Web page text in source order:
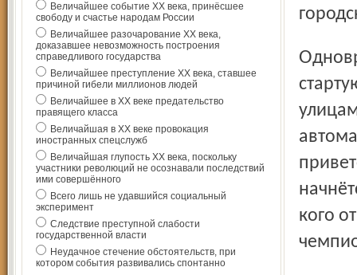
Величайшее событие ХХ века, принёсшее
свободу и счастье народам России
Величайшее разочарование ХХ века,
доказавшее невозможность построения
справедливого государства
Величайшее преступление ХХ века, ставшее
причиной гибели миллионов людей
Величайшее в ХХ веке предательство
правящего класса
Величайшая в ХХ веке провокация
иностранных спецслужб
Величайшая глупость ХХ века, поскольку
участники революций не осознавали последствий
ими совершённого
Всего лишь не удавшийся социальный
эксперимент
Следствие преступной слабости
государственной власти
Неудачное стечение обстоятельств, при
котором события развивались спонтанно
Одновременно с показательным выступлением джипов
кого